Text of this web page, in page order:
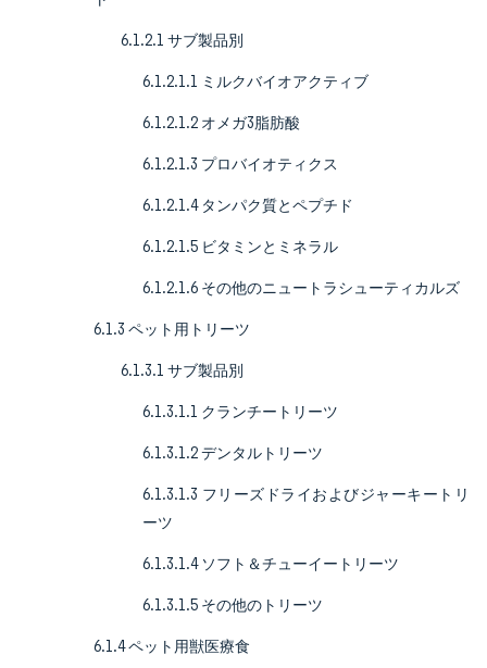
6.1.2.1 サブ製品別
6.1.2.1.1 ミルクバイオアクティブ
6.1.2.1.2 オメガ3脂肪酸
6.1.2.1.3 プロバイオティクス
6.1.2.1.4 タンパク質とペプチド
6.1.2.1.5 ビタミンとミネラル
6.1.2.1.6 その他のニュートラシューティカルズ
6.1.3 ペット用トリーツ
6.1.3.1 サブ製品別
6.1.3.1.1 クランチートリーツ
6.1.3.1.2 デンタルトリーツ
6.1.3.1.3 フリーズドライおよびジャーキートリ
ーツ
6.1.3.1.4 ソフト＆チューイートリーツ
6.1.3.1.5 その他のトリーツ
6.1.4 ペット用獣医療食